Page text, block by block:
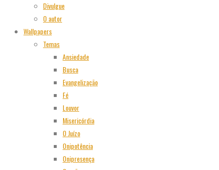
Divulgue
O autor
Wallpapers
Temas
Ansiedade
Busca
Evangelização
Fé
Louvor
Misericórdia
O Juízo
Onipotência
Onipresença